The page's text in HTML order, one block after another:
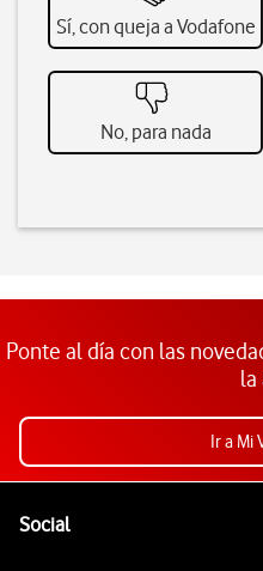
Sí, con queja a Vodafone
No, para nada
Ponte al día con las
la
Ir a Mi
SocialEnlaces a las redes